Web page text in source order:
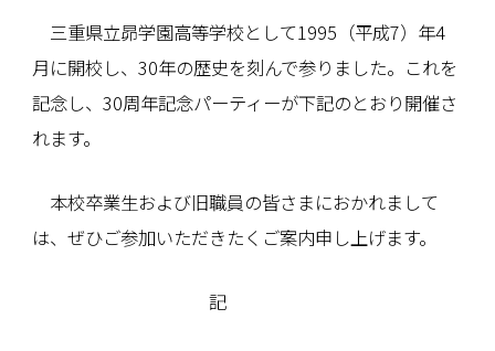
三重県立昴学園高等学校として1995（平成7）年4
月に開校し、30年の歴史を刻んで参りました。これを
記念し、30周年記念パーティーが下記のとおり開催さ
れます。
本校卒業生および旧職員の皆さまにおかれまして
は、ぜひご参加いただきたくご案内申し上げます。
記